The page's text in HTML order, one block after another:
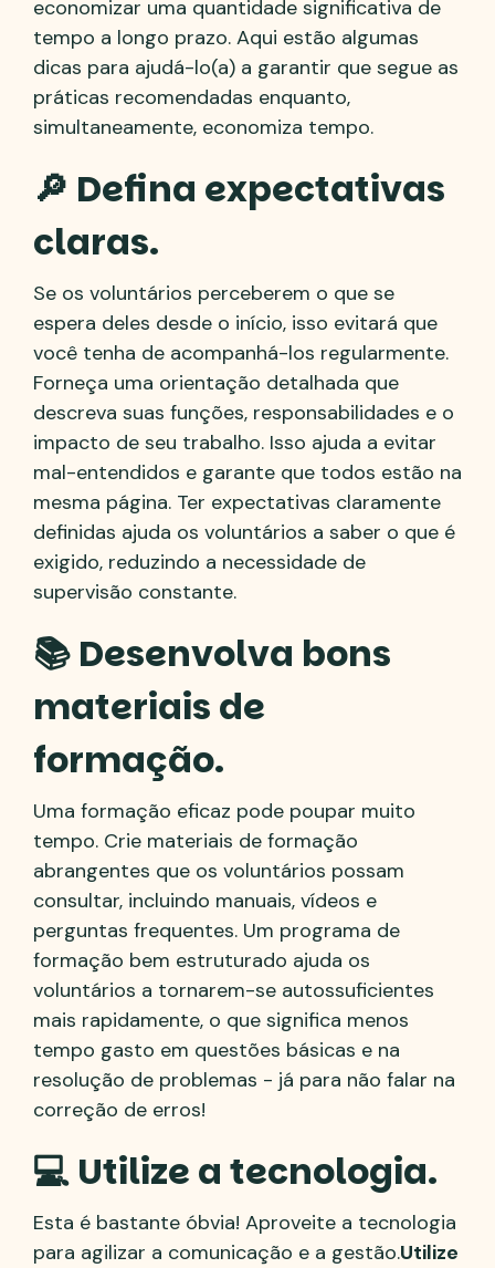
economizar uma quantidade significativa de
tempo a longo prazo. Aqui estão algumas
dicas para ajudá-lo(a) a garantir que segue as
práticas recomendadas enquanto,
simultaneamente, economiza tempo.
🔎 Defina expectativas
claras.
Se os voluntários perceberem o que se
espera deles desde o início, isso evitará que
você tenha de acompanhá-los regularmente.
Forneça uma orientação detalhada que
descreva suas funções, responsabilidades e o
impacto de seu trabalho. Isso ajuda a evitar
mal-entendidos e garante que todos estão na
mesma página. Ter expectativas claramente
definidas ajuda os voluntários a saber o que é
exigido, reduzindo a necessidade de
supervisão constante.
📚 Desenvolva bons
materiais de
formação.
Uma formação eficaz pode poupar muito
tempo. Crie materiais de formação
abrangentes que os voluntários possam
consultar, incluindo manuais, vídeos e
perguntas frequentes. Um programa de
formação bem estruturado ajuda os
voluntários a tornarem-se autossuficientes
mais rapidamente, o que significa menos
tempo gasto em questões básicas e na
resolução de problemas - já para não falar na
correção de erros!
💻 Utilize a tecnologia.
Esta é bastante óbvia! Aproveite a tecnologia
para agilizar a comunicação e a gestão.Utilize